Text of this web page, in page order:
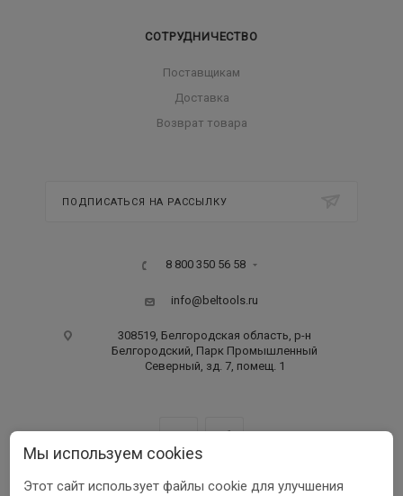
СОТРУДНИЧЕСТВО
Поставщикам
Доставка
Возврат товара
ПОДПИСАТЬСЯ НА РАССЫЛКУ
8 800 350 56 58
info@beltools.ru
308519, Белгородская область, р-н
Белгородский, Парк Промышленный
Северный, зд. 7, помещ. 1
Мы используем cookies
Этот сайт использует файлы cookie для улучшения